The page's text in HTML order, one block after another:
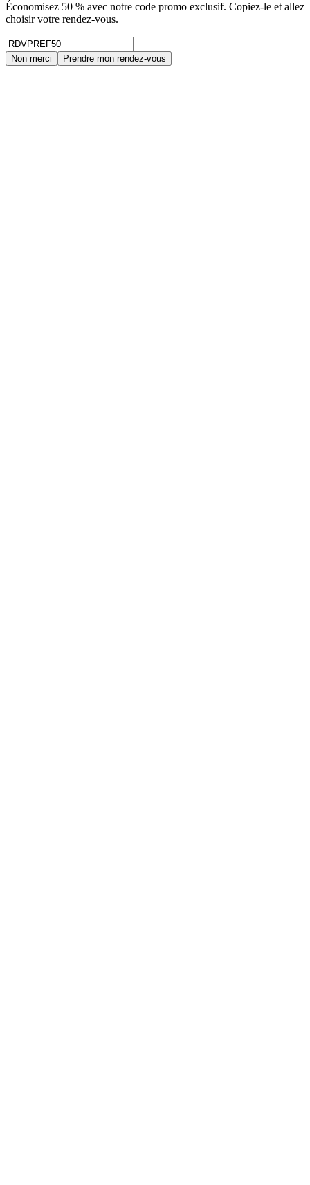
Économisez 50 % avec notre code promo exclusif. Copiez-le et allez
choisir votre rendez-vous.
Non merci Prendre mon rendez-vous